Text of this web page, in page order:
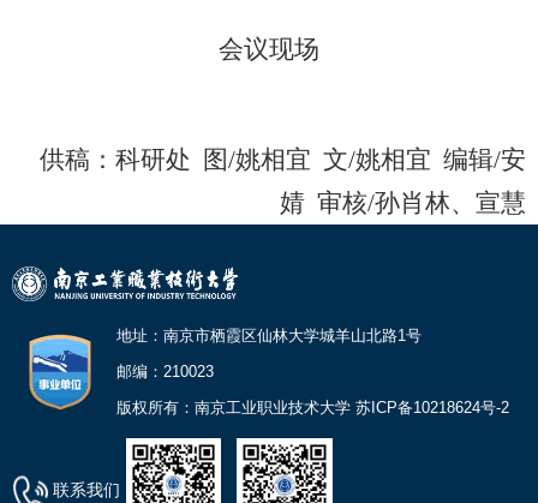
会议现场
供稿： 科研处 图/姚相宜 文/姚相宜 编辑/安
婧 审核/孙肖林、宣慧
地址：南京市栖霞区仙林大学城羊山北路1号
邮编：210023
版权所有：南京工业职业技术大学 苏ICP备10218624号-2
联系我们